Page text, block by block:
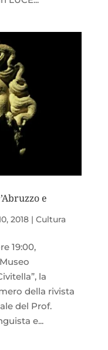
e
2018| Cultura
19:00,
la
della rivista
del Prof.
e...